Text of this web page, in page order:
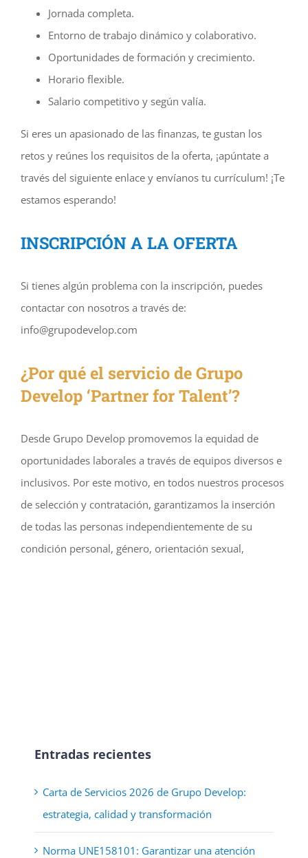
Jornada completa.
Entorno de trabajo dinámico y colaborativo.
Oportunidades de formación y crecimiento.
Horario flexible.
Salario competitivo y según valía.
Si eres un apasionado de las finanzas, te gustan los
retos y reúnes los requisitos de la oferta, ¡apúntate a
través del siguiente enlace y envíanos tu currículum! ¡Te
estamos esperando!
INSCRIPCIÓN A LA OFERTA
Si tienes algún problema con la inscripción, puedes
contactar con nosotros a través de:
info@grupodevelop.com
¿Por qué el servicio de Grupo
Develop ‘Partner for Talent’?
Desde Grupo Develop promovemos la equidad de
oportunidades laborales a través de equipos diversos e
inclusivos. Por este motivo, en todos nuestros procesos
de selección y contratación, garantizamos la inserción
de todas las personas independientemente de su
condición personal, género, orientación sexual,
Entradas recientes
Carta de Servicios 2026 de Grupo Develop:
estrategia, calidad y transformación
Norma UNE158101: Garantizar una atención